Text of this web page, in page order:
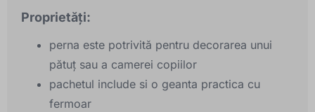
Proprietăți:
perna este potrivită pentru decorarea unui
pătuț sau a camerei copiilor
pachetul include si o geanta practica cu
fermoar